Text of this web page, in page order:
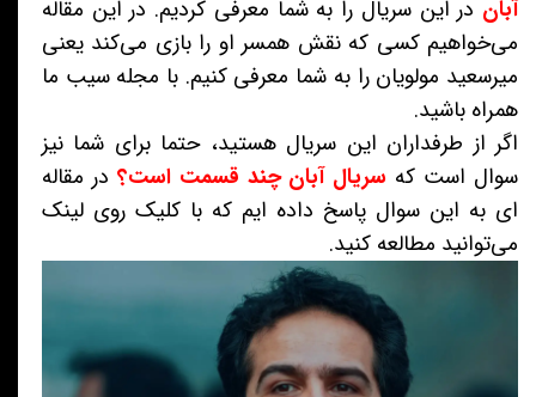
آبان در این سریال را به شما معرفی کردیم. در این مقاله
می‌خواهیم کسی که نقش همسر او را بازی می‌کند یعنی
میرسعید مولویان را به شما معرفی کنیم. با مجله سیب ما
همراه باشید.
اگر از طرفداران این سریال هستید، حتما برای شما نیز
سوال است که سریال آبان چند قسمت است؟ در مقاله
ای به این سوال پاسخ داده ایم که با کلیک روی لینک
می‌توانید مطالعه کنید.